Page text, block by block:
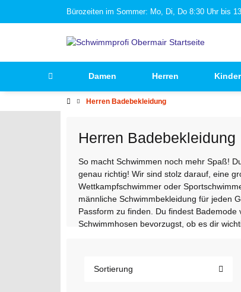
Bürozeiten im Sommer: Mo, Di, Do 8:30 Uhr bis
Damen Herren Kinder
Herren Badebekleidung
Herren Badebekleidung
So macht Schwimmen noch mehr Spaß!
genau richtig! Wir sind stolz darauf, eine
Wettkampfschwimmer oder
männliche Schwimmbekleidung für jeden
Passform zu finden. Du findest
Schwimmhosen bevorzugst, ob es dir
Sortierung